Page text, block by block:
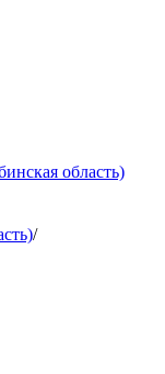
область)
/